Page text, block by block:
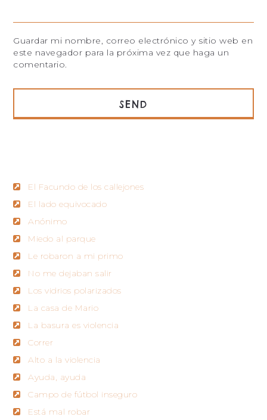
Guardar mi nombre, correo electrónico y sitio web en
este navegador para la próxima vez que haga un
comentario.
El Facundo de los callejones
El lado equivocado
Anónimo
Miedo al parque
Le robaron a mi primo
No me dejaban salir
Los vidrios polarizados
La casa de Mario
La basura es violencia
Correr
Alto a la violencia
Ayuda, ayuda
Campo de fútbol inseguro
Está mal robar